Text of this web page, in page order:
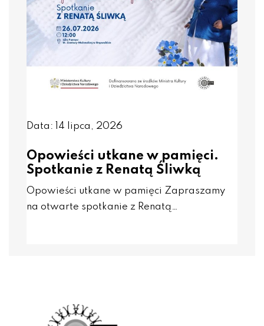
Data: 14 lipca, 2026
Opowieści utkane w pamięci.
Spotkanie z Renatą Śliwką
Opowieści utkane w pamięci Zapraszamy
na otwarte spotkanie z Renatą…